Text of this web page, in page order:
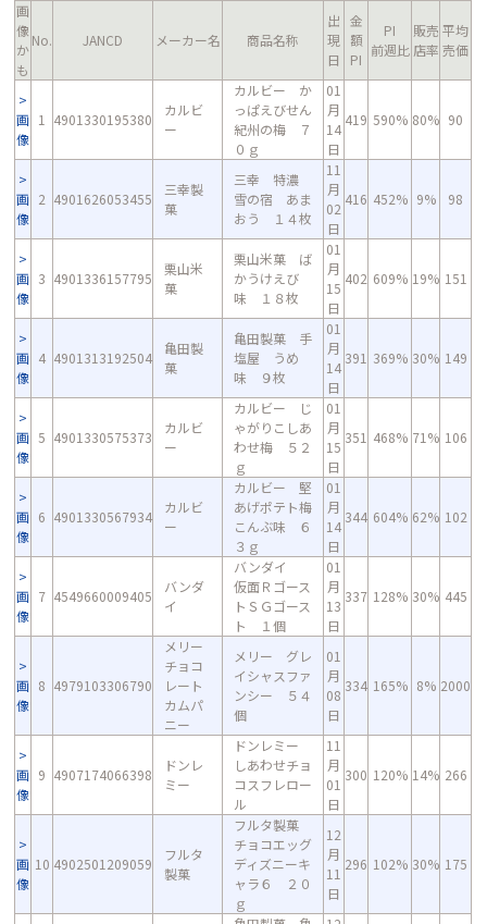
画
像
か
も
No. JANCD メーカー名 商品名称
出
現
日
金
額
PI
PI
前週比
販売
店率
平均
売価
画
像
1 4901330195380
カルビ
ー
カルビー か
っぱえびせん
紀州の梅 ７
０ｇ
01
月
14
日
419 590% 80% 90
画
像
2 4901626053455
三幸製
菓
三幸 特濃
雪の宿 あま
おう １４枚
11
月
02
日
416 452% 9% 98
画
像
3 4901336157795
栗山米
菓
栗山米菓 ば
かうけえび
味 １８枚
01
月
15
日
402 609% 19% 151
画
像
4 4901313192504
亀田製
菓
亀田製菓 手
塩屋 うめ
味 ９枚
01
月
14
日
391 369% 30% 149
画
像
5 4901330575373
カルビ
ー
カルビー じ
ゃがりこしあ
わせ梅 ５２
ｇ
01
月
15
日
351 468% 71% 106
画
像
6 4901330567934
カルビ
ー
カルビー 堅
あげポテト梅
こんぶ味 ６
３ｇ
01
月
14
日
344 604% 62% 102
画
像
7 4549660009405
バンダ
イ
バンダイ
仮面Ｒゴース
トＳＧゴース
ト １個
01
月
13
日
337 128% 30% 445
画
像
8 4979103306790
メリー
チョコ
レート
カムパ
ニー
メリー グレ
イシャスファ
ンシー ５４
個
01
月
08
日
334 165% 8% 2000
画
像
9 4907174066398
ドンレ
ミー
ドンレミー
しあわせチョ
コスフレロー
ル
11
月
01
日
300 120% 14% 266
画
像
10 4902501209059
フルタ
製菓
フルタ製菓
チョコエッグ
ディズニーキ
ャラ６ ２０
ｇ
12
月
11
日
296 102% 30% 175